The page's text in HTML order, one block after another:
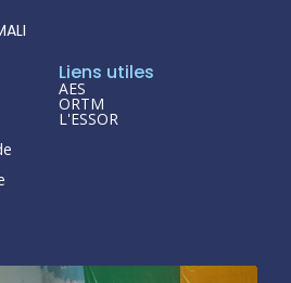
Liens utiles
AES
ORTM
L'ESSOR